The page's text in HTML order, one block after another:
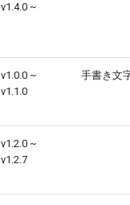
v1.4.0 ~
v1.0.0 ~
v1.1.0
手書き文
v1.2.0 ~
v1.2.7